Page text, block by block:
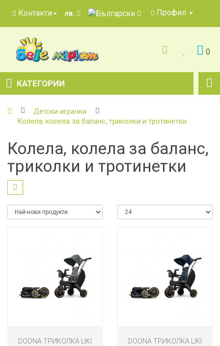
Контакти лв. Профил
0
КАТЕГОРИИ
Детски играчки
Колела, колела за баланс, триколки и тротинетки
Колела, колела за баланс,
триколки и тротинетки
DOONA ТРИКОЛКА LIKI
DOONA ТРИКОЛКА LIKI